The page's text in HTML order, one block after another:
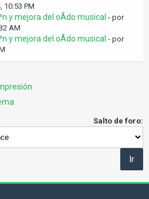
10:53 PM
y mejora del oÃ­do musical - por
AM
y mejora del oÃ­do musical - por
Salto de foro: